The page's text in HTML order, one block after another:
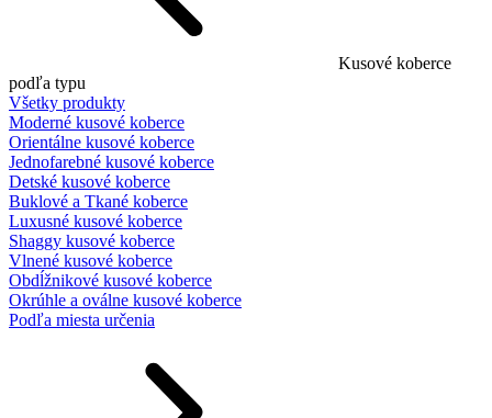
Kusové koberce
podľa typu
Všetky produkty
Moderné kusové koberce
Orientálne kusové koberce
Jednofarebné kusové koberce
Detské kusové koberce
Buklové a Tkané koberce
Luxusné kusové koberce
Shaggy kusové koberce
Vlnené kusové koberce
Obdĺžnikové kusové koberce
Okrúhle a oválne kusové koberce
Podľa miesta určenia